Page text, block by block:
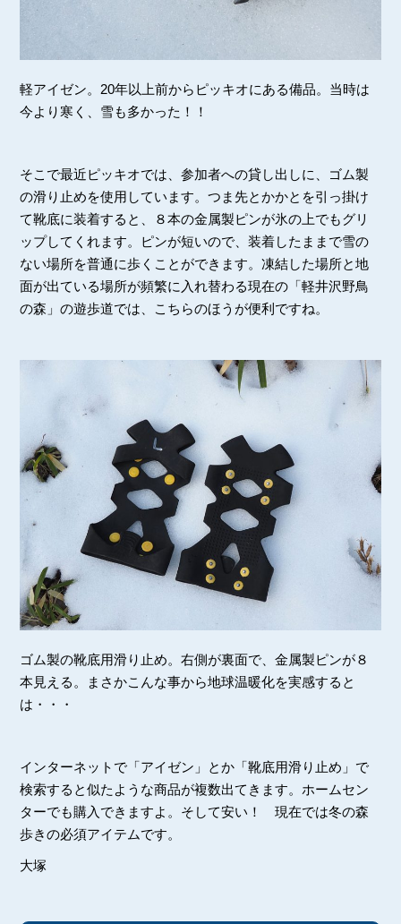
軽アイゼン。20年以上前からピッキオにある備品。当時は
今より寒く、雪も多かった！！
そこで最近ピッキオでは、参加者への貸し出しに、ゴム製
の滑り止めを使用しています。つま先とかかとを引っ掛け
て靴底に装着すると、８本の金属製ピンが氷の上でもグリ
ップしてくれます。ピンが短いので、装着したままで雪の
ない場所を普通に歩くことができます。凍結した場所と地
面が出ている場所が頻繁に入れ替わる現在の「軽井沢野鳥
の森」の遊歩道では、こちらのほうが便利ですね。
ゴム製の靴底用滑り止め。右側が裏面で、金属製ピンが８
本見える。まさかこんな事から地球温暖化を実感すると
は・・・
インターネットで「アイゼン」とか「靴底用滑り止め」で
検索すると似たような商品が複数出てきます。ホームセン
ターでも購入できますよ。そして安い！ 現在では冬の森
歩きの必須アイテムです。
大塚